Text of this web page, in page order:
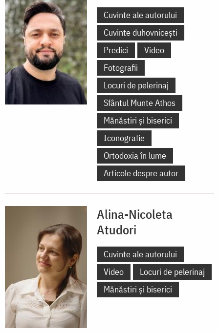
Cuvinte ale autorului
Cuvinte duhovnicești
Predici
Video
Fotografii
Locuri de pelerinaj
Sfântul Munte Athos
Mănăstiri și biserici
Iconografie
Ortodoxia în lume
Articole despre autor
Alina-Nicoleta
Atudori
Cuvinte ale autorului
Video
Locuri de pelerinaj
Mănăstiri și biserici